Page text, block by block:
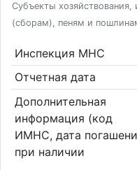
Субъекты
(сборам), пеням и
Инспекция МНС
Отчетная дата
Дополнительная
информация (код
ИМНС, дата
при наличии